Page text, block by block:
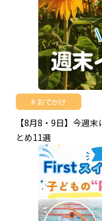
おでかけ
【8月8・9日】今週
とめ11選